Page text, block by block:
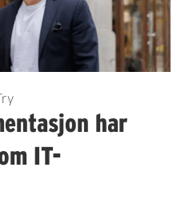
har
IT-